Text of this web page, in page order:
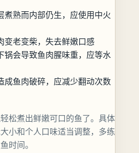
煮熟而内部仍生，应使用中火
变老变柴，失去鲜嫩口感
锅会导致鱼肉腥味重，应等水
成鱼肉破碎，应减少翻动次数
松煮出鲜嫩可口的鱼了。具体
小和个人口味适当调整，多练
时间。